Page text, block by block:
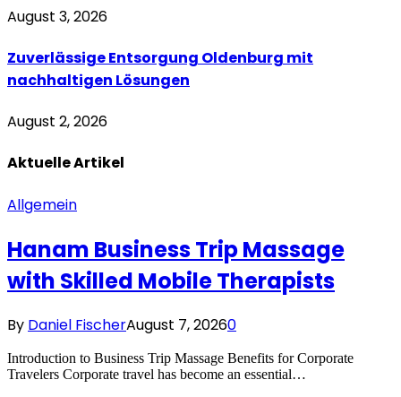
August 3, 2026
Zuverlässige Entsorgung Oldenburg mit
nachhaltigen Lösungen
August 2, 2026
AktuelleArtikel
Allgemein
Hanam Business Trip Massage
with Skilled Mobile Therapists
By Daniel FischerAugust 7, 20260
Introduction to Business Trip Massage Benefits for Corporate
Travelers Corporate travel has become an essential…